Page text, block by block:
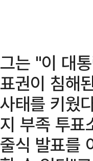
그는 "이 대
표권이 침해
사태를 키웠
지 부족 투표
줄식 발표를